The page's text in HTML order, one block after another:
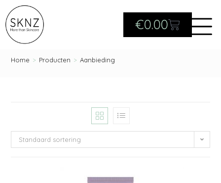
€0.00
Home > Producten > Aanbieding
Standaard sortering